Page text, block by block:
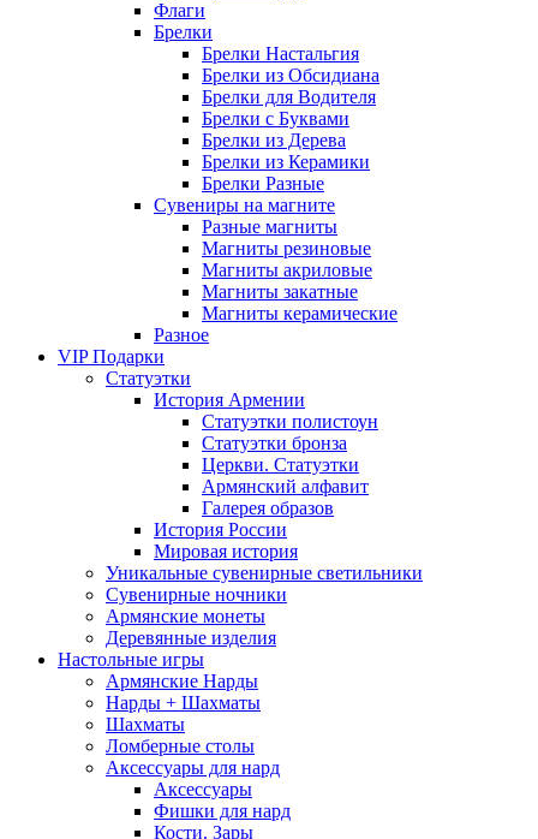
Флаги
Брелки
Брелки Настальгия
Брелки из Обсидиана
Брелки для Водителя
Брелки с Буквами
Брелки из Дерева
Брелки из Керамики
Брелки Разные
Сувениры на магните
Разные магниты
Магниты резиновые
Магниты акриловые
Магниты закатные
Магниты керамические
Разное
VIP Подарки
Статуэтки
История Армении
Статуэтки полистоун
Статуэтки бронза
Церкви. Статуэтки
Армянский алфавит
Галерея образов
История России
Мировая история
Уникальные сувенирные светильники
Сувенирные ночники
Армянские монеты
Деревянные изделия
Настольные игры
Армянские Нарды
Нарды + Шахматы
Шахматы
Ломберные столы
Аксессуары для нард
Аксессуары
Фишки для нард
Кости. Зары